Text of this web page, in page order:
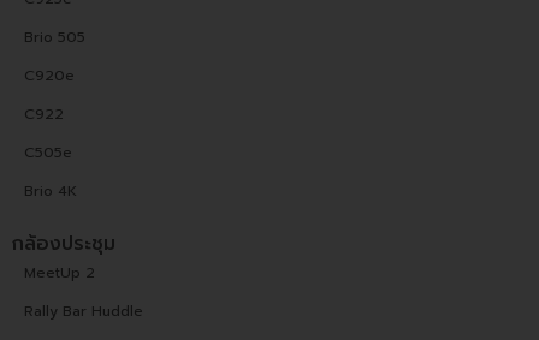
Brio 505
C920e
C922
C505e
Brio 4K
กล้องประชุม
MeetUp 2
Rally Bar Huddle